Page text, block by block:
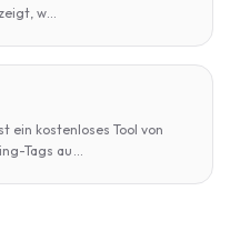
w
ein kostenloses Tool von
Tags au